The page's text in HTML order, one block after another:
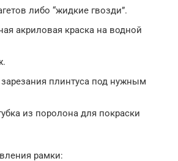
либо “жидкие гвозди”.
акриловая краска на водной
плинтуса под нужным
из поролона для покраски
рамки: